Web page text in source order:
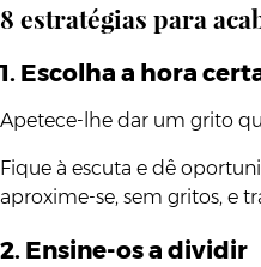
8 estratégias para
1. Escolha a hora
Apetece-lhe dar um grito
Fique à escuta e dê
aproxime-se, sem gritos, e
2. Ensine-os a dividir